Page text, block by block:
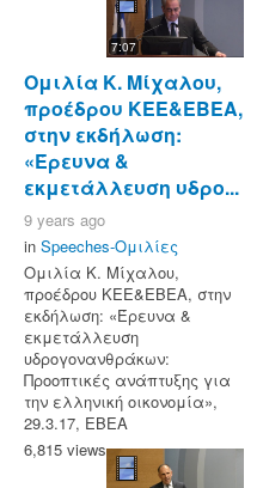
7:07
Ομιλία Κ. Μίχαλου,
προέδρου ΚΕΕ&ΕΒΕΑ,
στην εκδήλωση:
«Έρευνα &
εκμετάλλευση υδρο...
9 years ago
in Speeches-Ομιλίες
Ομιλία Κ. Μίχαλου,
προέδρου ΚΕΕ&ΕΒΕΑ, στην
εκδήλωση: «Έρευνα &
εκμετάλλευση
υδρογονανθράκων:
Προοπτικές ανάπτυξης για
την ελληνική οικονομία»,
29.3.17, ΕΒΕΑ
6,815 views